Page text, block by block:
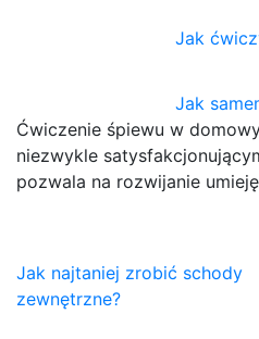
Jak
Jak
Ćwiczenie śpiewu w
niezwykle
pozwala na rozwijanie
Nawigacja
wpisu
Jak najtaniej zrobić schody
zewnętrzne?